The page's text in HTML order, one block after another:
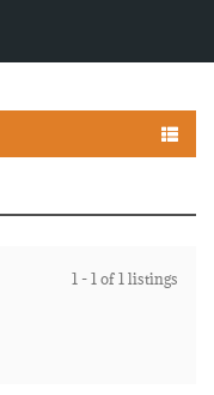
1 - 1 of 1 listings